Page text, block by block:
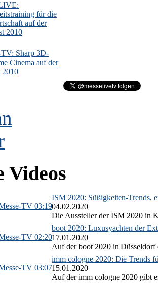
für die
auf der
2010
Sharp 3D-
Cinema auf der
2010
Videos
03:19
ISM 2020: Süßigkeiten-Trends,
04.02.2020
Die Aussteller der ISM 2020 in
02:20
boot 2020: Luxusyachten der
17.01.2020
Auf der boot 2020 in Düsseldorf
03:07
imm cologne 2020: Die Trends
15.01.2020
Auf der imm cologne 2020 gibt